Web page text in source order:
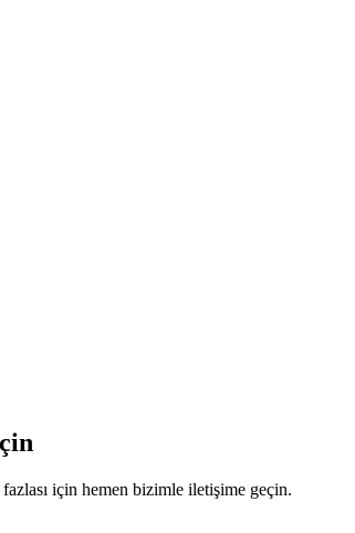
için hemen bizimle iletişime geçin.